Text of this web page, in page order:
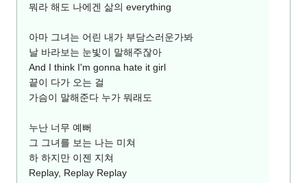
뭐라 해도 나에겐 삶의 everything
아마 그녀는 어린 내가 부담스러운가봐
날 바라보는 눈빛이 말해주잖아
And I think I'm gonna hate it girl
끝이 다가 오는 걸
가슴이 말해준다 누가 뭐래도
누난 너무 예뻐
그 그녀를 보는 나는 미쳐
하 하지만 이젠 지쳐
Replay, Replay Replay